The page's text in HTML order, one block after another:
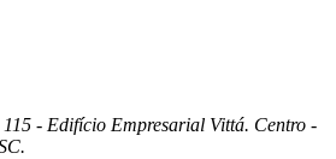
- Edifício Empresarial Vittá. Centro -